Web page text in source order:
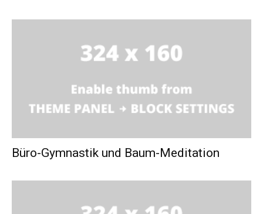
Büro-Gymnastik und Baum-Meditation